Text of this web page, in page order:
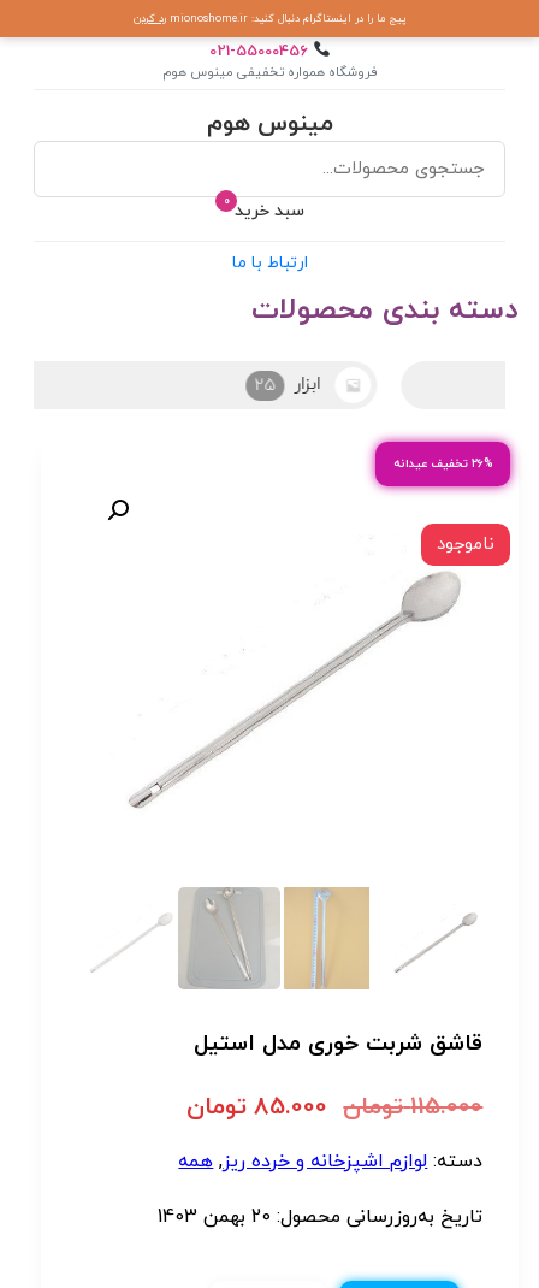
پیج ما را در اینستاگرام دنبال کنید: mionoshome.ir رد کردن
021-55000456
فروشگاه همواره تخفیفی مینوس هوم
مینوس هوم
0 سبد خرید
ارتباط با ما
دسته بندی محصولات
۲۶% تخفیف عیدانه
قاشق شربت خوری مدل استیل
115.000 تومان 85.000 تومان
ناموجود
دسته:لوازم اشپزخانه و خرده ریز,همه
تاریخ به‌روزرسانی محصول: 20 بهمن 1403